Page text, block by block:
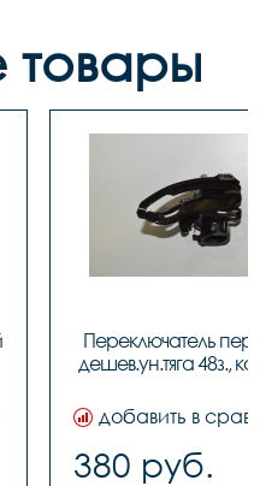
Переключатель
дешев.ун.тяга 48з.,
добавить в
380 руб.